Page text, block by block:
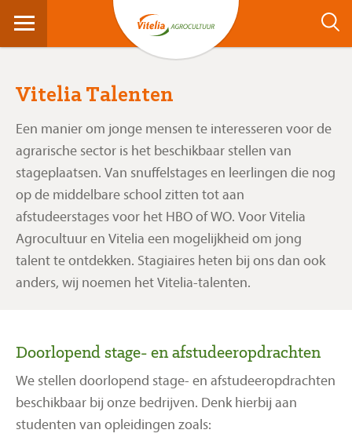
Vitelia Talenten
Een manier om jonge mensen te interesseren voor de
agrarische sector is het beschikbaar stellen van
stageplaatsen. Van snuffelstages en leerlingen die nog
op de middelbare school zitten tot aan
afstudeerstages voor het HBO of WO. Voor Vitelia
Agrocultuur en Vitelia een mogelijkheid om jong
talent te ontdekken. Stagiaires heten bij ons dan ook
anders, wij noemen het Vitelia-talenten.
Aangenaam
Werken bij Vitelia Agrocultuur
Doorlopend stage- en afstudeeropdrachten
We stellen doorlopend stage- en afstudeeropdrachten
beschikbaar bij onze bedrijven. Denk hierbij aan
studenten van opleidingen zoals: